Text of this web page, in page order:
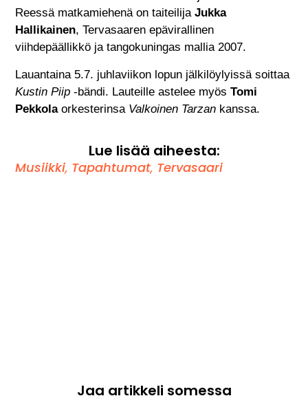
Reessä matkamiehenä on taiteilijaJukka
Hallikainen, Tervasaaren epävirallinen
viihdepäällikkö ja tangokuningas mallia 2007.
Lauantaina 5.7. juhlaviikon lopun jälkilöylyissä soittaa
Kustin Piip -bändi. Lauteille astelee myösTomi
Pekkolaorkesterinsa Valkoinen Tarzan kanssa.
Lue lisää aiheesta:
Musiikki, Tapahtumat, Tervasaari
Jaa artikkeli somessa